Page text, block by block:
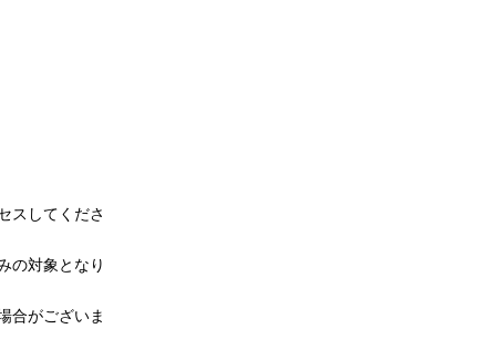
スしてくださ
の対象となり
合がございま